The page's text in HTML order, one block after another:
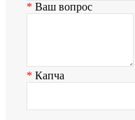
Ваш вопрос
Капча